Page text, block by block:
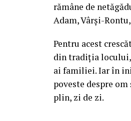
rămâne de
Adam, Vârși-
Pentru acest
din tradiția locului,
ai familiei. Iar în
poveste despre
plin, zi de zi.